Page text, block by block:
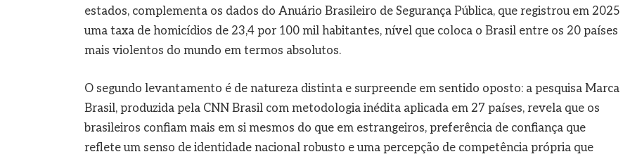
estados, complementa os dados do Anuário Brasileiro de Segurança Pública, que registrou em 2025
uma taxa de homicídios de 23,4 por 100 mil habitantes, nível que coloca o Brasil entre os 20 países
mais violentos do mundo em termos absolutos.
O segundo levantamento é de natureza distinta e surpreende em sentido oposto: a pesquisa Marca
Brasil, produzida pela CNN Brasil com metodologia inédita aplicada em 27 países, revela que os
brasileiros confiam mais em si mesmos do que em estrangeiros, preferência de confiança que
reflete um senso de identidade nacional robusto e uma percepção de competência própria que